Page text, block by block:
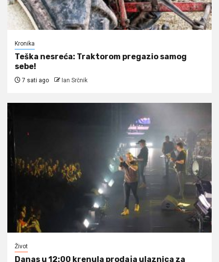
Kronika
Teška nesreća: Traktorom pregazio samog
sebe!
7 sati ago Ian Srčnik
Život
Danas u 12:00 krenula prodaja ulaznica za